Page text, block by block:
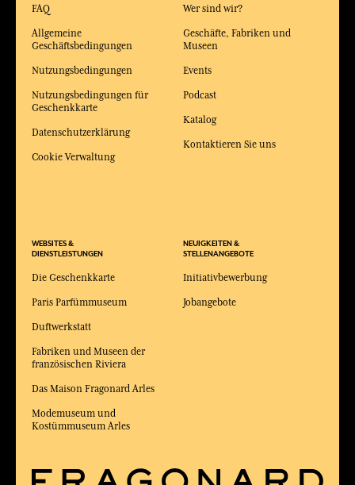
FAQ
Allgemeine
Geschäftsbedingungen
Nutzungsbedingungen
Nutzungsbedingungen für
Geschenkkarte
Datenschutzerklärung
Cookie Verwaltung
WEBSITES &
DIENSTLEISTUNGEN
Die Geschenkkarte
Paris Parfümmuseum
Duftwerkstatt
Fabriken und Museen der
französischen Riviera
Das Maison Fragonard Arles
Modemuseum und
Kostümmuseum Arles
Wer sind wir?
Geschäfte, Fabriken und
Museen
Events
Podcast
Katalog
Kontaktieren Sie uns
NEUIGKEITEN &
STELLENANGEBOTE
Initiativbewerbung
Jobangebote